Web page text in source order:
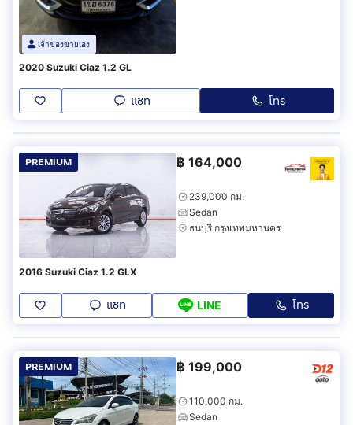
เจ้าของขายเอง
2020 Suzuki Ciaz 1.2 GL
แชท โทร
PREMIUM ฿ 164,000
239,000 กม.
Sedan
ธนบุรี กรุงเทพมหานคร
2016 Suzuki Ciaz 1.2 GLX
แชท LINE โทร
PREMIUM ฿ 199,000
110,000 กม.
Sedan